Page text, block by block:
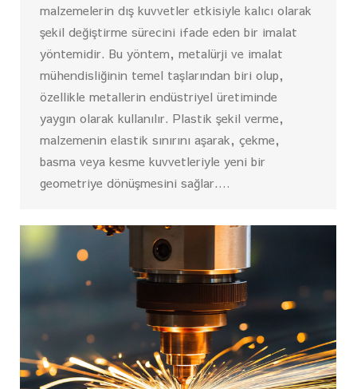
malzemelerin dış kuvvetler etkisiyle kalıcı olarak
şekil değiştirme sürecini ifade eden bir imalat
yöntemidir. Bu yöntem, metalürji ve imalat
mühendisliğinin temel taşlarından biri olup,
özellikle metallerin endüstriyel üretiminde
yaygın olarak kullanılır. Plastik şekil verme,
malzemenin elastik sınırını aşarak, çekme,
basma veya kesme kuvvetleriyle yeni bir
geometriye dönüşmesini sağlar.…